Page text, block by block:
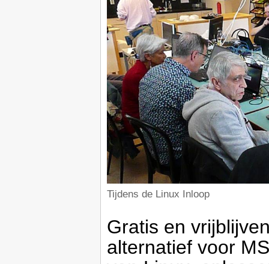
Tijdens de Linux Inloop
Gratis en
alternatief voor